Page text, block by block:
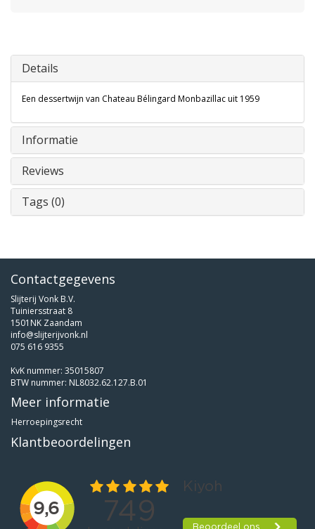
Details
Een dessertwijn van Chateau Bélingard Monbazillac uit 1959
Informatie
Reviews
Tags (0)
Contactgegevens
Slijterij Vonk B.V.
Tuiniersstraat 8
1501NK Zaandam
info@slijterijvonk.nl
075 616 9355
KvK nummer: 35015807
BTW nummer: NL8032.62.127.B.01
Meer informatie
Herroepingsrecht
Klantbeoordelingen